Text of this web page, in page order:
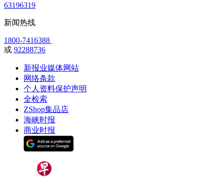
63196319
新闻热线
1800-7416388
或 92288736
新报业媒体网站
网络条款
个人资料保护声明
全检索
ZShop集品店
海峡时报
商业时报